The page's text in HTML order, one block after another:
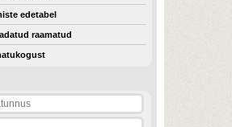
edetabel
raamatud